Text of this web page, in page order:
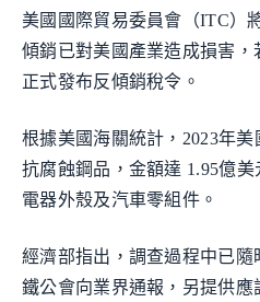
美國國際貿易委員會（ITC）
傾銷已對美國產業造成損害
正式發布反傾銷稅令。
根據美國海關統計，2023年
抗腐蝕鋼品，金額達 1.95億美
電器外殼及汽車零組件。
經濟部指出，調查過程中已隨
鐵公會向業界通報，另提供應